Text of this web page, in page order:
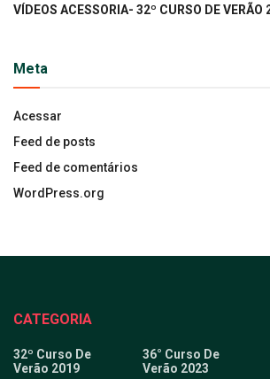
VÍDEOS ACESSORIA- 32º CURSO DE VERÃO
Meta
Acessar
Feed de posts
Feed de comentários
WordPress.org
CATEGORIA
32º Curso De
Verão 2019
36° Curso De
Verão 2023